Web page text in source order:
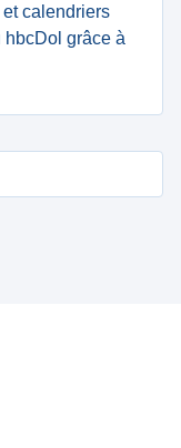
calendriers
grâce à